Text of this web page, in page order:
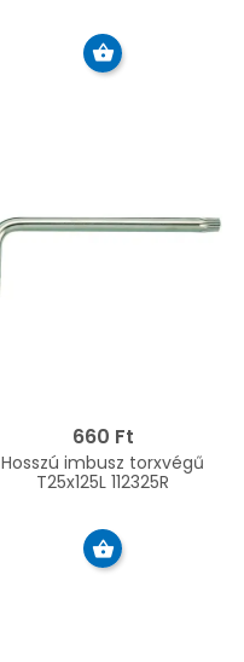
660 Ft
Hosszú imbusz torxvégű
T25x125L 112325R